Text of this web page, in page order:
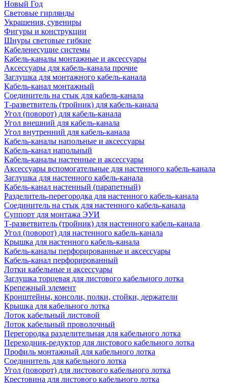
Новый Год
Световые гирлянды
Украшения, сувениры
Фигуры и конструкции
Шнуры световые гибкие
Кабеленесущие системы
Кабель-каналы монтажные и аксессуары
Аксессуары для кабель-канала прочие
Заглушка для монтажного кабель-канала
Кабель-канал монтажный
Соединитель на стык для кабель-канала
Т-разветвитель (тройник) для кабель-канала
Угол (поворот) для кабель-канала
Угол внешний для кабель-канала
Угол внутренний для кабель-канала
Кабель-каналы напольные и аксессуары
Кабель-канал напольный
Кабель-каналы настенные и аксессуары
Аксессуары вспомогательные для настенного кабель-канала
Заглушка для настенного кабель-канала
Кабель-канал настенный (парапетный)
Разделитель-перегородка для настенного кабель-канала
Соединитель на стык для настенного кабель-канала
Суппорт для монтажа ЭУИ
Т-разветвитель (тройник) для настенного кабель-канала
Угол (поворот) для настенного кабель-канала
Крышка для настенного кабель-канала
Кабель-каналы перфорированные и аксессуары
Кабель-канал перфорированный
Лотки кабельные и аксессуары
Заглушка торцевая для листового кабельного лотка
Крепежный элемент
Кронштейны, консоли, полки, стойки, держатели
Крышка для кабельного лотка
Лоток кабельный листовой
Лоток кабельный проволочный
Перегородка разделительная для кабельного лотка
Переходник-редуктор для листового кабельного лотка
Профиль монтажный для кабельного лотка
Соединитель для кабельного лотка
Угол (поворот) для листового кабельного лотка
Крестовина для листового кабельного лотка